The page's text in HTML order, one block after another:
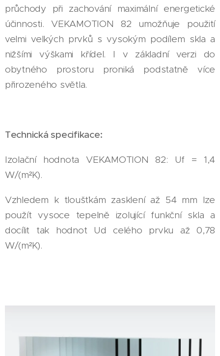
průchody při zachování maximální energetické
účinnosti. VEKAMOTION 82 umožňuje použití
velmi velkých prvků s vysokým podílem skla a
nižšími výškami křídel. I v základní verzi do
obytného prostoru proniká podstatně více
přirozeného světla.
Technická specifikace:
Izolační hodnota VEKAMOTION 82: Uf = 1,4
W/(m²K).
Vzhledem k tloušťkám zasklení až 54 mm lze
použít vysoce tepelně izolující funkční skla a
docílit tak hodnot Ud celého prvku až 0,78
W/(m²K).